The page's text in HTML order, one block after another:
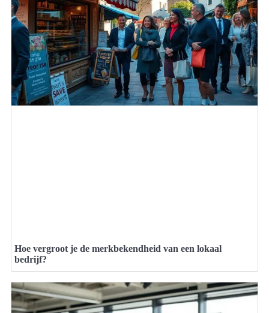
Hoe vergroot je de merkbekendheid van een lokaal
bedrijf?